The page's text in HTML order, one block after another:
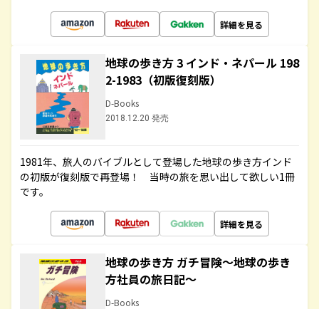
詳細を見る
地球の歩き方 3 インド・ネパール 198
2-1983（初版復刻版）
D-Books
2018.12.20 発売
1981年、旅人のバイブルとして登場した地球の歩き方インド
の初版が復刻版で再登場！ 当時の旅を思い出して欲しい1冊
です。
詳細を見る
地球の歩き方 ガチ冒険～地球の歩き
方社員の旅日記～
D-Books